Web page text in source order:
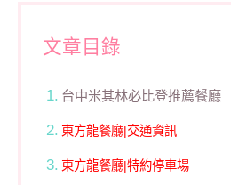
文章目錄
台中米其林必比登推薦餐廳
東方龍餐廳|交通資訊
東方龍餐廳|特約停車場